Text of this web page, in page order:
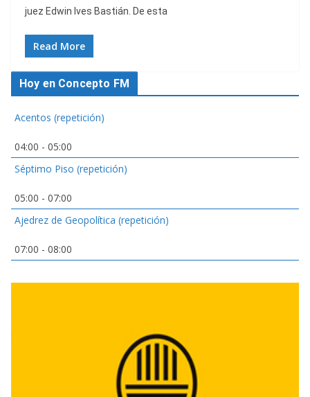
juez Edwin Ives Bastián. De esta
Read More
Hoy en Concepto FM
Acentos (repetición)
04:00 - 05:00
Séptimo Piso (repetición)
05:00 - 07:00
Ajedrez de Geopolítica (repetición)
07:00 - 08:00